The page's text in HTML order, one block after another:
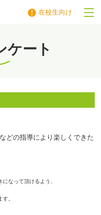
在校生向け
ケート
どの指導により楽しくできた
なって頂けるよう、
。